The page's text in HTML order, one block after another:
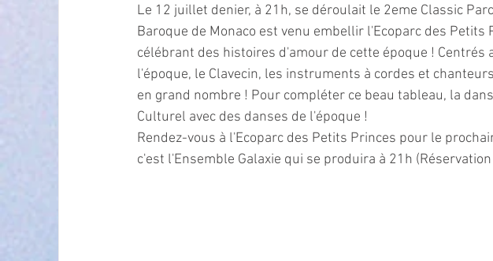
ECO MOBILITE PETITE ENFANCE TOURISME
Instruction Publique & Familles PRESSE TRANSPORT SENIORS
FETES & MANIFESTATIONS SECURITE HANDICAP CENTRE DE
Le 12 juillet denier, à 21h, se déroulait le 2eme Classic
Baroque de Monaco est venu embellir l'Ecoparc des Petits
célébrant des histoires d'amour de cette époque !
l'époque, le Clavecin, les instruments à cordes et
en grand nombre ! Pour compléter ce beau tableau, la
Culturel avec des danses de l'époque !
Rendez-vous à l'Ecoparc des Petits Princes pour le
c'est l'Ensemble Galaxie qui se produira à 21h